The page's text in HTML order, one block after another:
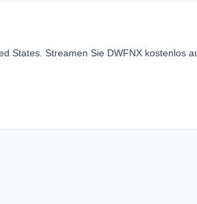
States. Streamen Sie DWFNX kostenlos